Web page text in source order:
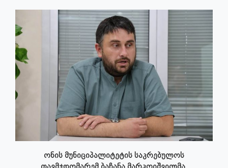
ონის მუნიციპალიტეტის საკრებულოს